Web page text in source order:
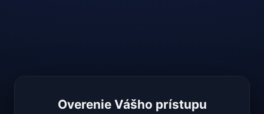
Overenie Vášho prístupu